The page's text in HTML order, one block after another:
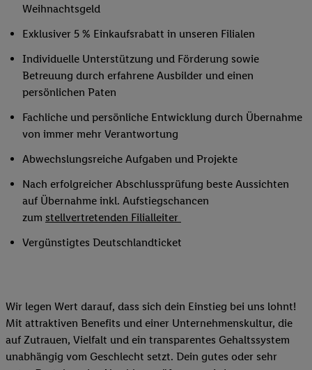
Weihnachtsgeld
Exklusiver 5 % Einkaufsrabatt in unseren Filialen
Individuelle Unterstützung und Förderung sowie
Betreuung durch erfahrene Ausbilder und einen
persönlichen Paten
Fachliche und persönliche Entwicklung durch Übernahme
von immer mehr Verantwortung
Abwechslungsreiche Aufgaben und Projekte
Nach erfolgreicher Abschlussprüfung beste Aussichten
auf Übernahme inkl. Aufstiegschancen
zum stellvertretenden Filialleiter
Vergünstigtes Deutschlandticket
Wir legen Wert darauf, dass sich dein Einstieg bei uns lohnt!
Mit attraktiven Benefits und einer Unternehmenskultur, die
auf Zutrauen, Vielfalt und ein transparentes Gehaltssystem
unabhängig vom Geschlecht setzt. Dein gutes oder sehr